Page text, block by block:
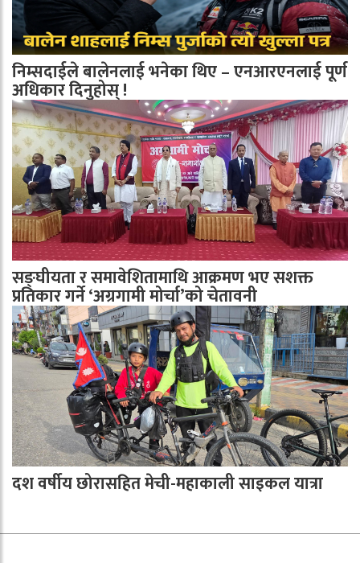
निम्सदाईले बालेनलाई भनेका थिए – एनआरएनलाई पूर्ण
अधिकार दिनुहोस् !
सङ्घीयता र समावेशितामाथि आक्रमण भए सशक्त
प्रतिकार गर्ने ‘अग्रगामी मोर्चा’को चेतावनी
दश वर्षीय छोरासहित मेची-महाकाली साइकल यात्रा